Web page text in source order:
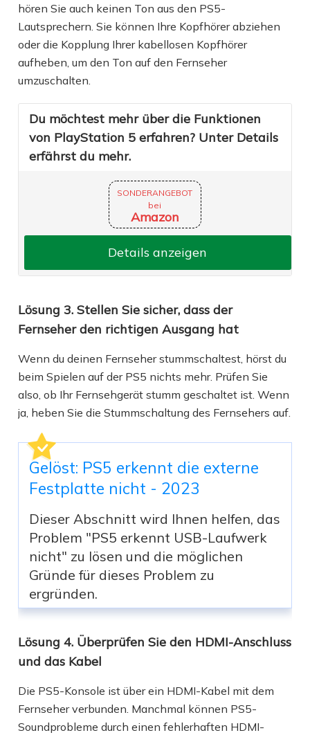
hören Sie auch keinen Ton aus den PS5-
Lautsprechern. Sie können Ihre Kopfhörer abziehen
oder die Kopplung Ihrer kabellosen Kopfhörer
aufheben, um den Ton auf den Fernseher
umzuschalten.
Du möchtest mehr über die Funktionen
von PlayStation 5 erfahren? Unter Details
erfährst du mehr.
SONDERANGEBOT
bei
Amazon
Details anzeigen
Lösung 3. Stellen Sie sicher, dass der
Fernseher den richtigen Ausgang hat
Wenn du deinen Fernseher stummschaltest, hörst du
beim Spielen auf der PS5 nichts mehr. Prüfen Sie
also, ob Ihr Fernsehgerät stumm geschaltet ist. Wenn
ja, heben Sie die Stummschaltung des Fernsehers auf.
Gelöst: PS5 erkennt die externe
Festplatte nicht - 2023
Dieser Abschnitt wird Ihnen helfen, das
Problem "PS5 erkennt USB-Laufwerk
nicht" zu lösen und die möglichen
Gründe für dieses Problem zu
ergründen.
Lösung 4. Überprüfen Sie den HDMI-Anschluss
und das Kabel
Die PS5-Konsole ist über ein HDMI-Kabel mit dem
Fernseher verbunden. Manchmal können PS5-
Soundprobleme durch einen fehlerhaften HDMI-